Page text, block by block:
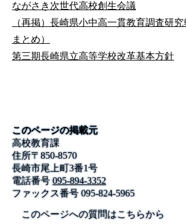
ながさき次世代高校創生会議
（再掲）長崎県小中高一貫教育調査研
まとめ）
第三期長崎県立高等学校改革基本方針
このページの掲載元
高校教育課
住所〒850-8570
長崎市尾上町3番1号
電話番号 095-894-3352
ファックス番号095-824-5965
このページへの質問はこちらから